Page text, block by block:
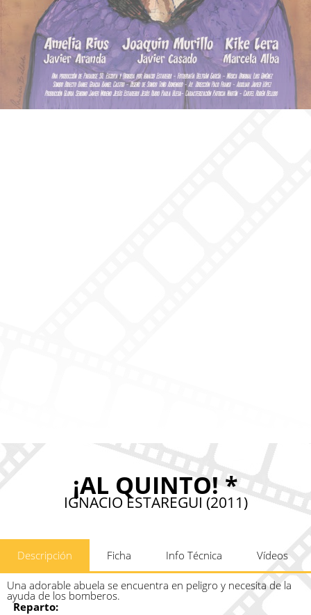
¡AL QUINTO! *
IGNACIO ESTAREGUI (2011)
Descripción Ficha Info Técnica Vídeos
Una adorable abuela se encuentra en peligro y necesita de la
ayuda de los bomberos.
Reparto: